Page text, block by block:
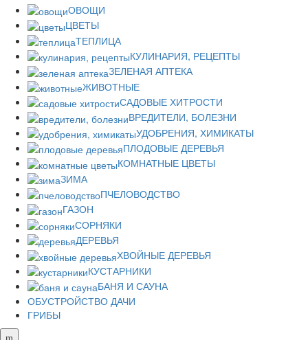
ОВОЩИ
ЦВЕТЫ
ТЕПЛИЦА
КУЛИНАРИЯ, РЕЦЕПТЫ
ЗЕЛЕНАЯ АПТЕКА
ЖИВОТНЫЕ
САДОВЫЕ ХИТРОСТИ
ВРЕДИТЕЛИ, БОЛЕЗНИ
УДОБРЕНИЯ, ХИМИКАТЫ
ПЛОДОВЫЕ ДЕРЕВЬЯ
КОМНАТНЫЕ ЦВЕТЫ
ЗИМА
ПЧЕЛОВОДСТВО
ГАЗОН
СОРНЯКИ
ДЕРЕВЬЯ
ХВОЙНЫЕ ДЕРЕВЬЯ
КУСТАРНИКИ
БАНЯ И САУНА
ОБУСТРОЙСТВО ДАЧИ
ГРИБЫ